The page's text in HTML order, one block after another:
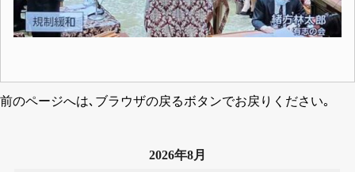
前のページへは､ブラウザの戻るボタンでお戻りください｡
2026年8月